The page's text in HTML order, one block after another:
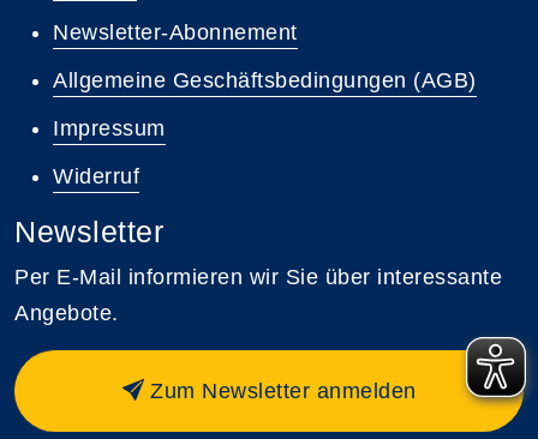
Newsletter-Abonnement
Allgemeine Geschäftsbedingungen (AGB)
Impressum
Widerruf
Newsletter
Per E-Mail informieren wir Sie über interessante
Angebote.
Zum Newsletter anmelden